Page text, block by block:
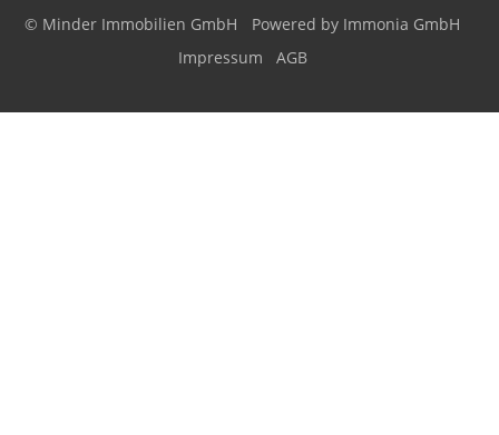
© Minder Immobilien GmbH Powered by Immonia GmbH
Impressum
AGB